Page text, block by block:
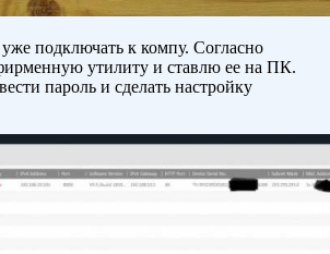
подключать к компу. Согласно
утилиту и ставлю ее на ПК.
пароль и сделать настройку